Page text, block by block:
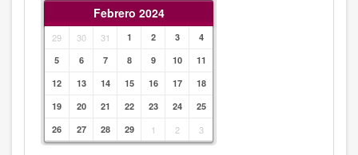
Febrero 2024
29 30 31 1 2 3
4
5
6 7 8 9 10
11
12
13 14 15 16 17
18
19
20 21 22 23 24
25
26
27 28 29 1 2 3